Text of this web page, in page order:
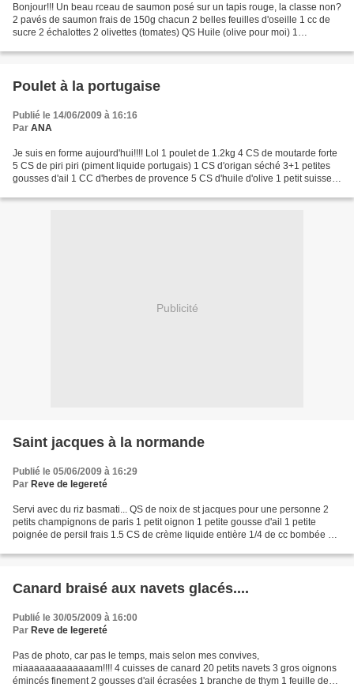
Bonjour!!! Un beau rceau de saumon posé sur un tapis rouge, la classe non?
2 pavés de saumon frais de 150g chacun 2 belles feuilles d'oseille 1 cc de
sucre 2 échalottes 2 olivettes (tomates) QS Huile (olive pour moi) 1
Poulet à la portugaise
Publié le 14/06/2009 à 16:16
Par ANA
Je suis en forme aujourd'hui!!!! Lol 1 poulet de 1.2kg 4 CS de moutarde forte
5 CS de piri piri (piment liquide portugais) 1 CS d'origan séché 3+1 petites
gousses d'ail 1 CC d'herbes de provence 5 CS d'huile d'olive 1 petit suisse
Publicité
Saint jacques à la normande
Publié le 05/06/2009 à 16:29
Par Reve de legereté
Servi avec du riz basmati... QS de noix de st jacques pour une personne 2
petits champignons de paris 1 petit oignon 1 petite gousse d'ail 1 petite
poignée de persil frais 1.5 CS de crème liquide entière 1/4 de cc bombée de
Canard braisé aux navets glacés....
Publié le 30/05/2009 à 16:00
Par Reve de legereté
Pas de photo, car pas le temps, mais selon mes convives,
miaaaaaaaaaaaaam!!!! 4 cuisses de canard 20 petits navets 3 gros oignons
émincés finement 2 gousses d'ail écrasées 1 branche de thym 1 feuille de